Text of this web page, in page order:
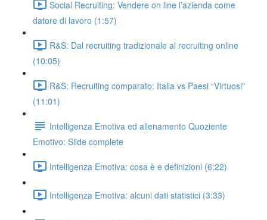
Social Recruiting: Vendere on line l’azienda come
datore di lavoro (1:57)
R&S: Dal recruiting tradizionale al recruiting online
(10:05)
R&S: Recruiting comparato: Italia vs Paesi “Virtuosi"
(11:01)
Intelligenza Emotiva ed allenamento Quoziente
Emotivo: Slide complete
Intelligenza Emotiva: cosa è e definizioni (6:22)
Intelligenza Emotiva: alcuni dati statistici (3:33)